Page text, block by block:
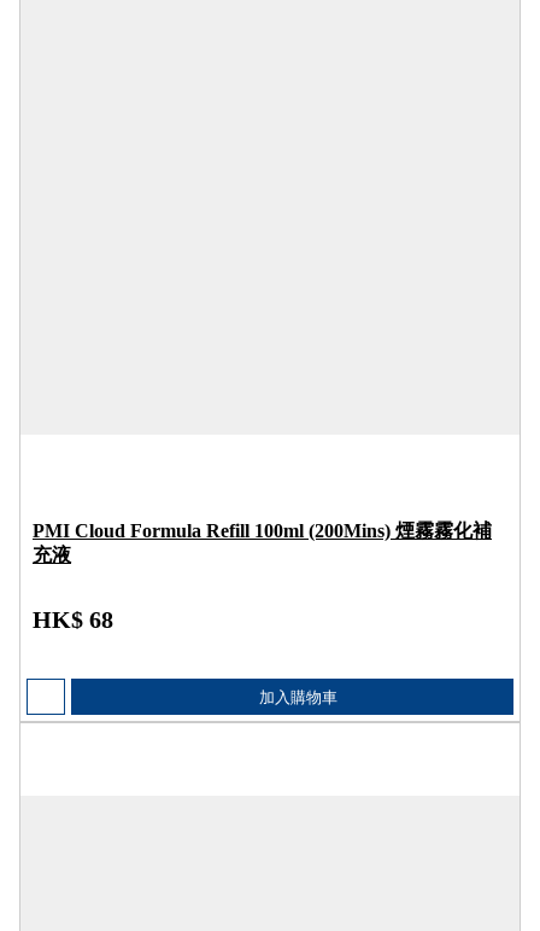
PMI Cloud Formula Refill 100ml (200Mins) 煙霧霧化補
充液
HK$ 68
加入購物車